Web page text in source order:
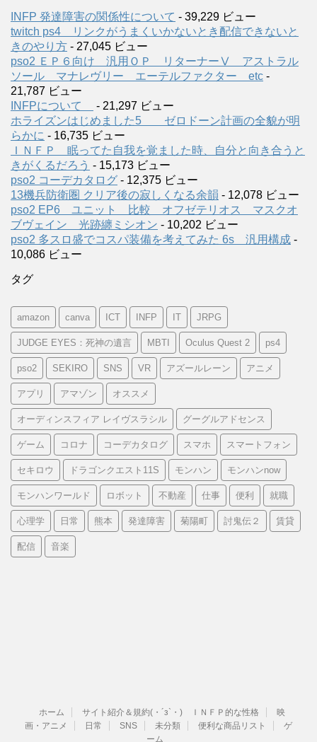
INFP 発達障害の関係性について - 39,229 ビュー
twitch ps4 リンクがうまくいかないとき配信できないと
きのやり方 - 27,045 ビュー
pso2 ＥＰ６向け 汎用ＯＰ リターナーⅤ アストラル
ソール マナレヴリー エーテルファクター etc -
21,787 ビュー
INFPについて
- 21,297 ビュー
ホライズンはじめました5 ゼロドーン計画の全貌が明
らかに - 16,735 ビュー
ＩＮＦＰ 眠ってた自我を覚ました時、自分と向き合うと
きがくるだろう - 15,173 ビュー
pso2 コーデカタログ - 12,375 ビュー
13機兵防衛圏 クリア後の寂しくなる余韻 - 12,078 ビュー
pso2 EP6 ユニット 比較 オフゼテリオス マスクオ
ブヴェイン 光跡纏ミシオン - 10,202 ビュー
pso2 多スロ盛でコスパ装備を考えてみた 6s 汎用構成 -
10,086 ビュー
タグ
amazon canva ICT INFP IT JRPG
JUDGE EYES：死神の遺言 MBTI Oculus Quest 2 ps4
pso2 SEKIRO SNS VR アズールレーン アニメ
アプリ アマゾン オススメ
オーディンスフィア レイヴスラシル グーグルアドセンス
ゲーム コロナ コーデカタログ スマホ スマートフォン
セキロウ ドラゴンクエスト11S モンハン モンハンnow
モンハンワールド ロボット 不動産 仕事 便利 就職
心理学 日常 熊本 発達障害 菊陽町 討鬼伝２ 賃貸
配信 音楽
ホーム サイト紹介＆規約(・´з`・) ＩＮＦＰ的な性格
映
画・アニメ
日常 SNS 未分類 便利な商品リスト
ゲ
ーム